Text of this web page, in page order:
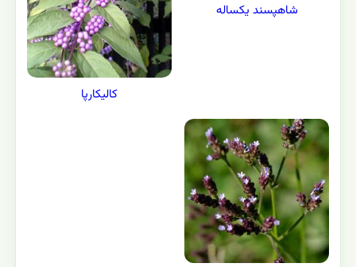
شاهپسند یکساله
کالیکارپا